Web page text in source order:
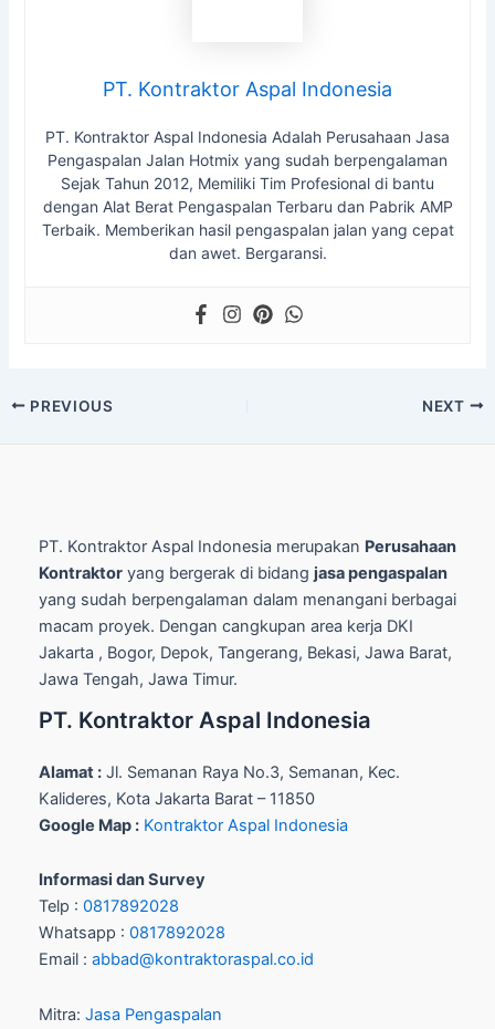
PT. Kontraktor Aspal Indonesia
PT. Kontraktor Aspal Indonesia Adalah Perusahaan Jasa
Pengaspalan Jalan Hotmix yang sudah berpengalaman
Sejak Tahun 2012, Memiliki Tim Profesional di bantu
dengan Alat Berat Pengaspalan Terbaru dan Pabrik AMP
Terbaik. Memberikan hasil pengaspalan jalan yang cepat
dan awet. Bergaransi.
PostPREVIOUS NEXT
PT. Kontraktor Aspal Indonesia merupakan Perusahaan
Kontraktor yang bergerak di bidang jasa pengaspalan
yang sudah berpengalaman dalam menangani berbagai
macam proyek. Dengan cangkupan area kerja DKI
Jakarta , Bogor, Depok, Tangerang, Bekasi, Jawa Barat,
Jawa Tengah, Jawa Timur.
PT. Kontraktor Aspal Indonesia
Alamat : Jl. Semanan Raya No.3, Semanan, Kec.
Kalideres, Kota Jakarta Barat – 11850
Google Map : Kontraktor Aspal Indonesia
Informasi dan Survey
Telp : 0817892028
Whatsapp : 0817892028
Email : abbad@kontraktoraspal.co.id
Mitra: Jasa Pengaspalan